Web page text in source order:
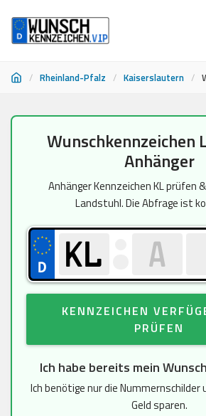
/ Rheinland-Pfalz / Kaiserslautern /
Wunschkennzeichen
Anhänger
Anhänger Kennzeichen KL prüfen
Landstuhl. Die Abfrage ist
KENNZEICHEN
PRÜFEN
Ich habe bereits mein
Ich benötige nur die
Geld sparen.